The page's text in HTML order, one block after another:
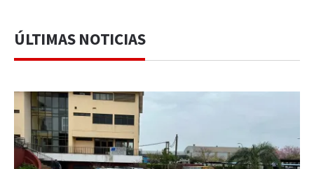
ÚLTIMAS NOTICIAS